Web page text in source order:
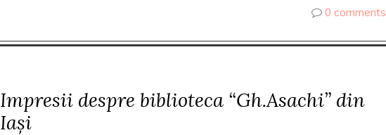
0 comments
Impresii despre biblioteca “Gh.Asachi” din
Iași